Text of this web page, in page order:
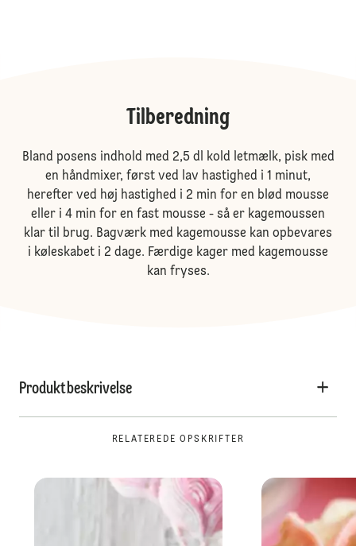
Tilberedning
Bland posens indhold med 2,5 dl kold letmælk, pisk med
en håndmixer, først ved lav hastighed i 1 minut,
herefter ved høj hastighed i 2 min for en blød mousse
eller i 4 min for en fast mousse - så er kagemoussen
klar til brug. Bagværk med kagemousse kan opbevares
i køleskabet i 2 dage. Færdige kager med kagemousse
kan fryses.
Produktbeskrivelse
RELATEREDE OPSKRIFTER